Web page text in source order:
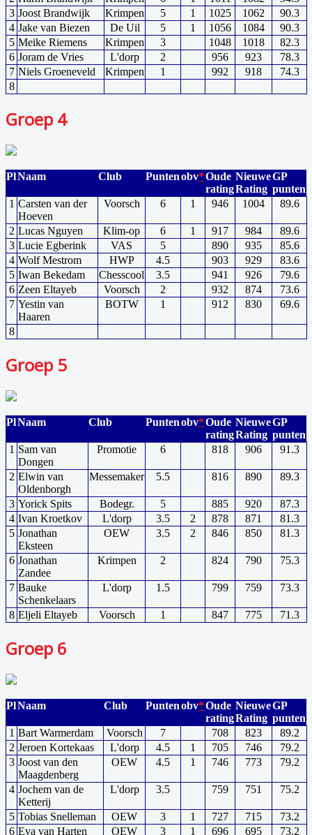
3 Joost Brandwijk Krimpen 5 1 1025 1062
90.3
4 Jake van Biezen De Uil 5 1 1056 1084
90.3
5 Meike Riemens Krimpen 3 1048 1018
82.3
6 Joram de Vries L'dorp 2 956 923
78.3
7 Niels Groeneveld Krimpen 1 992 918
74.3
8
Groep 4
PlNaam Club Puntenobv*Oude
rating
Nieuwe
Rating
GP
punten
1 Carsten van der
Hoeven
Voorsch 6 1 946 1004 89.6
2 Lucas Nguyen Klim-op 6 1 917 984
89.6
3 Lucie Egberink VAS 5 890 935
85.6
4 Wolf Mestrom HWP 4.5 903 929
83.6
5 Iwan Bekedam Chesscool 3.5 941 926
79.6
6 Zeen Eltayeb Voorsch 2 932 874
73.6
7 Yestin van
Haaren
BOTW 1 912 830 69.6
8
Groep 5
PlNaam Club Puntenobv*Oude
rating
Nieuwe
Rating
GP
punten
1 Sam van
Dongen
Promotie 6 818 906 91.3
2 Elwin van
Oldenborgh
Messemaker 5.5 816 890 89.3
3 Yorick Spits Bodegr. 5 885 920
87.3
4 Ivan Kroetkov L'dorp 3.5 2 878 871
81.3
5 Jonathan
Eksteen
OEW 3.5 2 846 850 81.3
6 Jonathan
Zandee
Krimpen 2 824 790 75.3
7 Bauke
Schenkelaars
L'dorp 1.5 799 759 73.3
8 Eljeli Eltayeb Voorsch 1 847 775 71.3
Groep 6
PlNaam Club Puntenobv*Oude
rating
Nieuwe
Rating
GP
punten
1 Bart Warmerdam Voorsch 7 708 823
89.2
2 Jeroen Kortekaas L'dorp 4.5 1 705 746
79.2
3 Joost van den
Maagdenberg
OEW 4.5 1 746 773 79.2
4 Jochem van de
Ketterij
L'dorp 3.5 759 751 75.2
5 Tobias Snelleman OEW 3 1 727 715
73.2
6 Eva van Harten OEW 3 1 696 695 73.2